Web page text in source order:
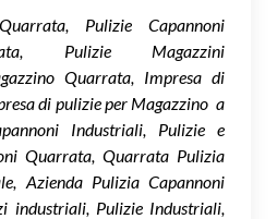
Pulizie Capannoni
Pulizie Magazzini
Quarrata, Impresa di
di pulizie per Magazzino a
Industriali, Pulizie e
Quarrata, Quarrata Pulizia
Azienda Pulizia Capannoni
industriali, Pulizie Industriali,